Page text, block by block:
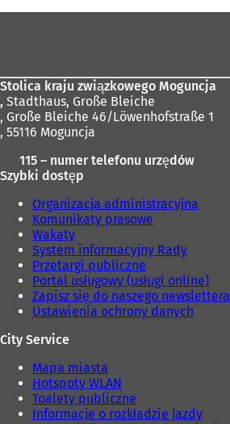
Stolica kraju związkowego Moguncja
, Stadthaus, Große Bleiche
, Große Bleiche 46/Löwenhofstraße 1
, 55116 Moguncja
115 – numer telefonu urzędów
Szybki dostęp
Organizacja administracyjna
Komunikaty prasowe
Wakaty
System informacyjny Rady
Przetargi publiczne
Portal usługowy (usługi online)
Zapisz się do naszego newslettera
Ustawienia ochrony danych
City Service
Mapa miasta
Hotspoty WLAN
Toalety publiczne
Informacje o rozkładzie jazdy